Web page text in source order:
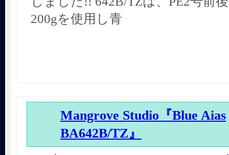
200gを使用し青
Mangrove Studio『Blue Aias
BA642B/TZ』